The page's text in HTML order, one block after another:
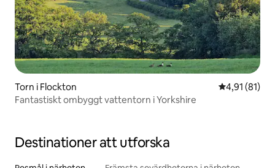
Torn i Flockton 4,91 av 5 i
4,91 (81)
Fantastiskt ombyggt vattentorn i Yorkshire
Destinationer att utforska